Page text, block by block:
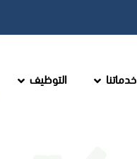
خدماتنا التوظيف